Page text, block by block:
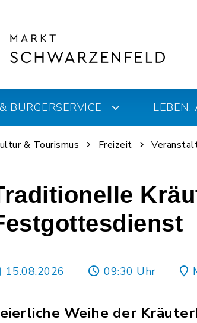
BÜRGERSERVICE LEBEN,
& Tourismus Freizeit
15.08.2026 09:30 Uhr
Weihe der